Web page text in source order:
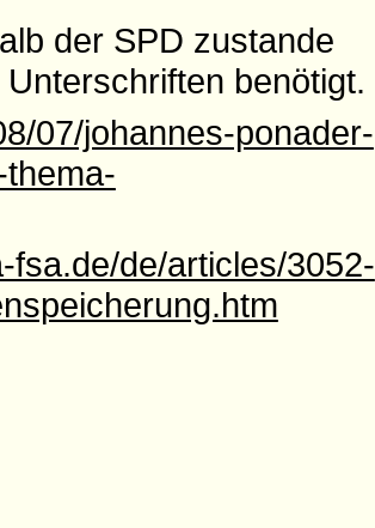
der SPD zustande
benötigt.
07/johannes-ponader-
fsa.de/de/articles/3052-